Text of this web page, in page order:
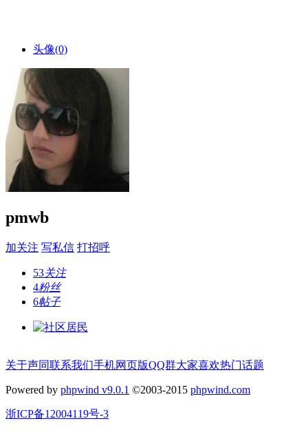
头像(0)
pmwb
加关注 写私信 打招呼
53关注
4粉丝
6帖子
关于声同联系我们手机网页版QQ群大家喜欢热门话题
Powered by phpwind v9.0.1 ©2003-2015 phpwind.com
浙ICP备12004119号-3